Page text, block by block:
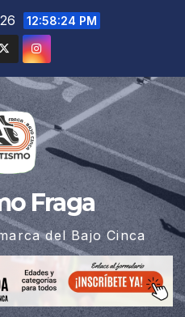
12:58:25 PM
Fraga
del Bajo Cinca